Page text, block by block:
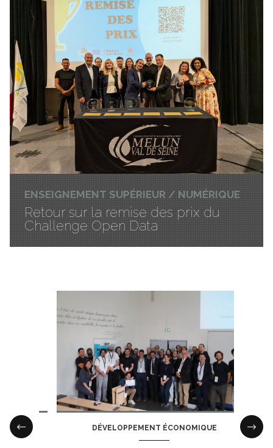
ENSEIGNEMENT SUPÉRIEUR / NUMÉRIQUE
Retour sur la remise des prix du
Challenge Open Data
DÉVELOPPEMENT ÉCONOMIQUE